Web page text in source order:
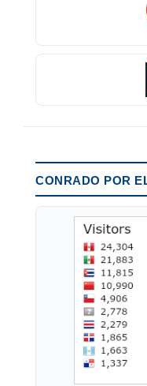
CONRADO POR